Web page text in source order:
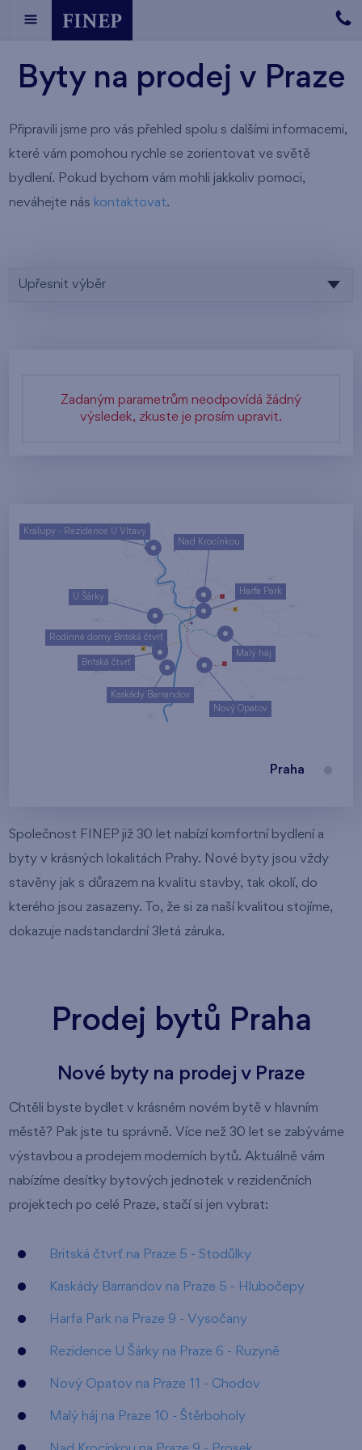
Byty na prodej v Praze
Připravili jsme pro vás přehled spolu s dalšími informacemi,
které vám pomohou rychle se zorientovat ve světě
bydlení. Pokud bychom vám mohli jakkoliv pomoci,
neváhejte nás kontaktovat.
Upřesnit výběr
Zadaným parametrům neodpovídá žádný
výsledek, zkuste je prosím upravit.
Nový Opatov
Malý háj
U Šárky
Kaskády Barrandov
Harfa Park
Nad Krocínkou
Rodinné domy Britská čtvrť
Britská čtvrť
Kralupy - Rezidence U Vltavy
Praha
Společnost FINEP již 30 let nabízí komfortní bydlení a
byty v krásných lokalitách Prahy. Nové byty jsou vždy
stavěny jak s důrazem na kvalitu stavby, tak okolí, do
kterého jsou zasazeny. To, že si za naší kvalitou stojíme,
dokazuje nadstandardní 3letá záruka.
Prodej bytů Praha
Nové byty na prodej v Praze
Chtěli byste bydlet v krásném novém bytě v hlavním
městě? Pak jste tu správně. Více než 30 let se zabýváme
výstavbou a prodejem moderních bytů. Aktuálně vám
nabízíme desítky bytových jednotek v rezidenčních
projektech po celé Praze, stačí si jen vybrat:
Britská čtvrť na Praze 5 - Stodůlky
Kaskády Barrandov na Praze 5 - Hlubočepy
Harfa Park na Praze 9 - Vysočany
Rezidence U Šárky na Praze 6 - Ruzyně
Nový Opatov na Praze 11 - Chodov
Malý háj na Praze 10 - Štěrboholy